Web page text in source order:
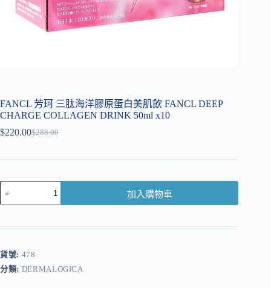
FANCL 芳珂 三肽海洋膠原蛋白美肌飲 FANCL DEEP
CHARGE COLLAGEN DRINK 50ml x10
$288.00
$220.00
加入購物車
r
n
a
貨號: 478
分類: DERMALOGICA